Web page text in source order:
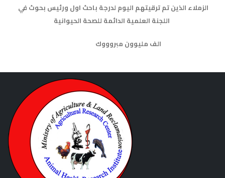
الف مليوون مبروووك